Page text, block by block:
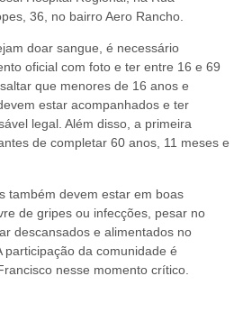
36, no bairro Aero Rancho.
doar sangue, é necessário
oficial com foto e ter entre 16 e 69
que menores de 16 anos e
estar acompanhados e ter
legal. Além disso, a primeira
de completar 60 anos, 11 meses e
também devem estar em boas
de gripes ou infecções, pesar no
descansados e alimentados no
participação da comunidade é
nesse momento crítico.